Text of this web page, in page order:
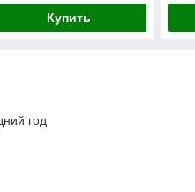
Купить
год